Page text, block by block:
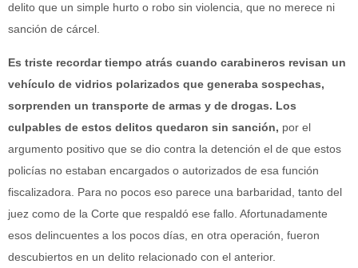
delito que un simple hurto o robo sin violencia, que no merece ni
sanción de cárcel.
Es triste recordar tiempo atrás cuando carabineros revisan un
vehículo de vidrios polarizados que generaba sospechas,
sorprenden un transporte de armas y de drogas. Los
culpables de estos delitos quedaron sin sanción, por el
argumento positivo que se dio contra la detención el de que estos
policías no estaban encargados o autorizados de esa función
fiscalizadora. Para no pocos eso parece una barbaridad, tanto del
juez como de la Corte que respaldó ese fallo. Afortunadamente
esos delincuentes a los pocos días, en otra operación, fueron
descubiertos en un delito relacionado con el anterior.